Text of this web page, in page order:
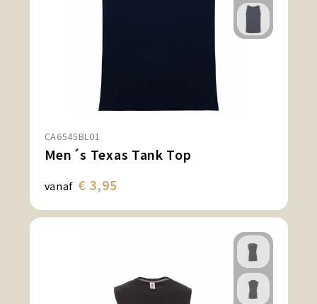
CA6545BL01
Men´s Texas Tank Top
vanaf € 3,95